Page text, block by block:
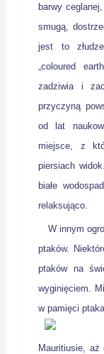
barwy
smugą,
jest to
„coloured
zadziwia i
przyczyną
od lat
miejsce, z
piersiach
białe
relaksująco.
W innym
ptaków.
ptaków na
wyginięciem.
w pamięci
Mauritiusie,